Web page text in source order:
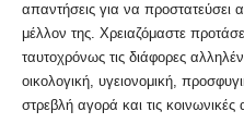
απαντήσεις για να προστατεύσει
μέλλον της. Χρειαζόμαστε
ταυτοχρόνως τις διάφορες
οικολογική, υγειονομική,
στρεβλή αγορά και τις κοινωνικές